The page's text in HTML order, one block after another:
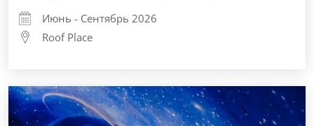
Июнь - Сентябрь 2026
Roof Place